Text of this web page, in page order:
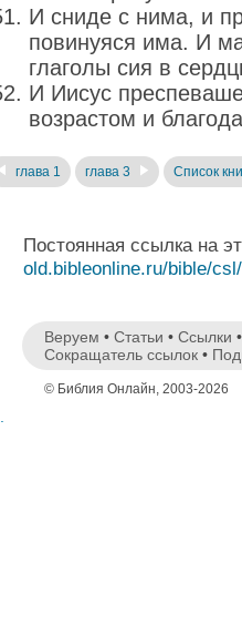
И сниде с нима, и
повинуяся има. И
глаголы сия в
И Иисус
возрастом и
глава 1 глава 3 Список
Постоянная ссылка на
old.bibleonline.ru/bible/
Веруем • Статьи • Ссылки
Сокращатель ссылок •
© Библия Онлайн, 2003-2026